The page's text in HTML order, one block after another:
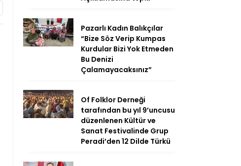
Pazarlı Kadın Balıkçılar
“Bize Söz Verip Kumpas
Kurdular Bizi Yok Etmeden
Bu Denizi
Çalamayacaksınız”
Of Folklor Derneği
tarafından bu yıl 9’uncusu
düzenlenen Kültür ve
Sanat Festivalinde Grup
Peradi’den 12 Dilde Türkü